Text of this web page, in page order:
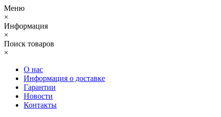
Меню
×
Информация
×
Поиск товаров
×
О нас
Информация о доставке
Гарантии
Новости
Контакты